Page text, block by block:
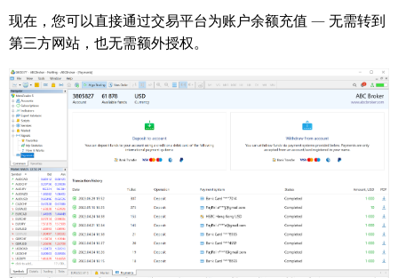
现在，您可以直接通过交易平台为账户余额充值 — 无需转到
第三方网站，也无需额外授权。